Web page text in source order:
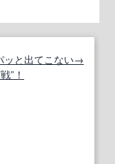
ッと出てこない→
”！